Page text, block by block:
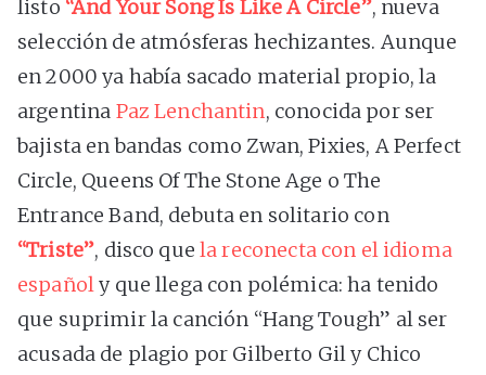
listo “And Your Song Is Like A Circle”, nueva
selección de atmósferas hechizantes. Aunque
en 2000 ya había sacado material propio, la
argentina Paz Lenchantin, conocida por ser
bajista en bandas como Zwan, Pixies, A Perfect
Circle, Queens Of The Stone Age o The
Entrance Band, debuta en solitario con
“Triste”, disco quela reconecta con el idioma
españoly que llega con polémica: ha tenido
que suprimir la canción “Hang Tough” al ser
acusada de plagio por Gilberto Gil y Chico